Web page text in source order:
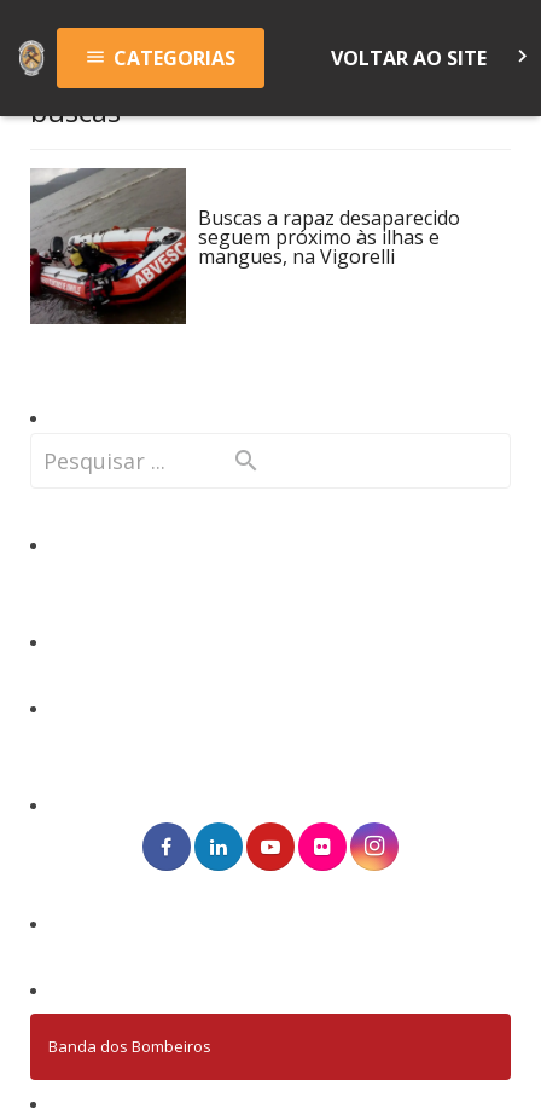
menu CATEGORIAS VOLTAR AO SITE keyboard_arrow_right
buscas
Buscas a rapaz desaparecido
seguem próximo às ilhas e
mangues, na Vigorelli
Banda dos Bombeiros